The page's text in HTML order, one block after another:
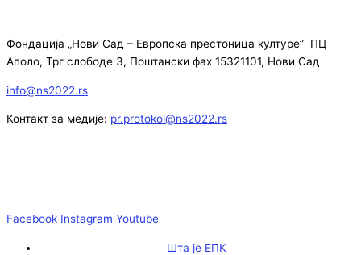
Фондација „Нови Сад – Европска престоница културе” ПЦ
Аполо, Трг слободе 3, Поштански фах 15321101, Нови Сад
info@ns2022.rs
Контакт за медије: pr.protokol@ns2022.rs
Facebook Instagram Youtube
Шта је ЕПК